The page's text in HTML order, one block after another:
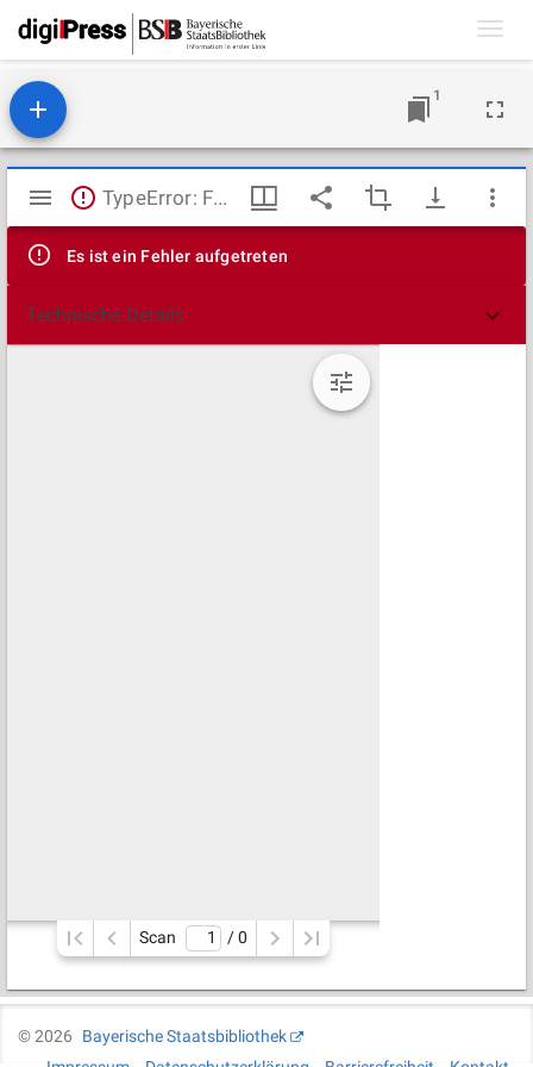
1
Mirador
Viewer
TypeError: Failed to fetch
Es ist ein Fehler aufgetreten
Technische Details
Scan / 0
©2026
Bayerische Staatsbibliothek